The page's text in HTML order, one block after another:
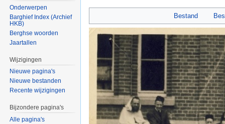
Bestand
Onderwerpen
Barghief Index (Archief
HKB)
Berghse woorden
Jaartallen
Wijzigingen
Nieuwe pagina's
Nieuwe bestanden
Recente wijzigingen
Bijzondere pagina's
Alle pagina's